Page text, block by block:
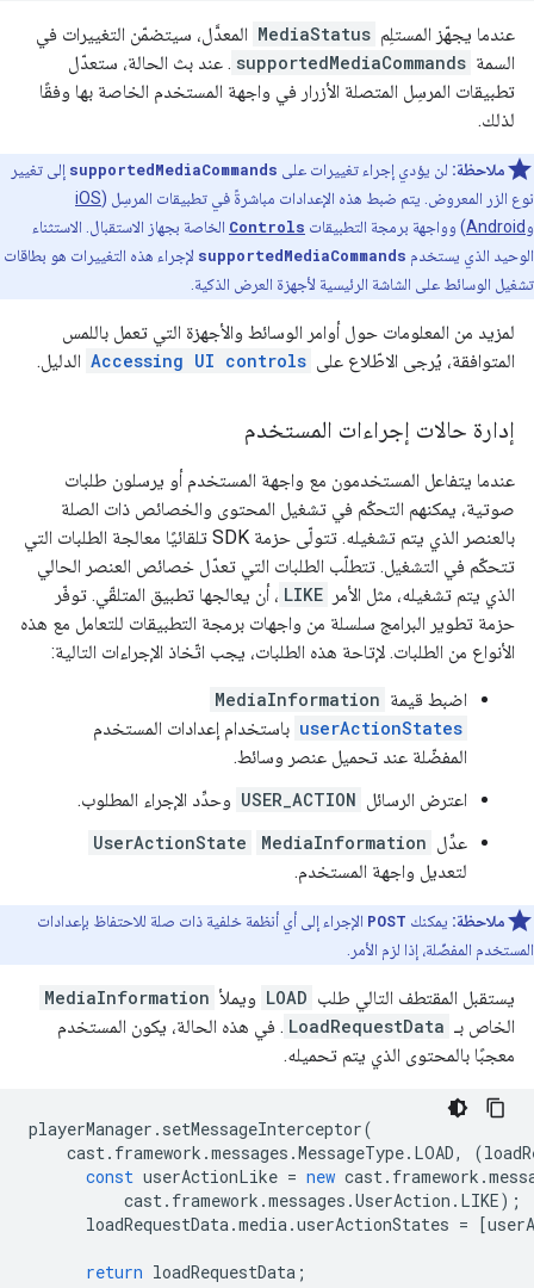
عندما يجهّز المستلِم MediaStatus المعدَّل، سيتضمّن التغييرات في
السمة supportedMediaCommands . عند بث الحالة، ستعدّل
تطبيقات المرسِل المتصلة الأزرار في واجهة المستخدم الخاصة بها وفقًا
لذلك.
ملاحظة: لن يؤدي إجراء تغييرات على supportedMediaCommands إلى تغيير
نوع الزر المعروض. يتم ضبط هذه الإعدادات مباشرةً في تطبيقات المرسِل (iOS
و Android) وواجهة برمجة التطبيقات Controls الخاصة بجهاز الاستقبال. الاستثناء
الوحيد الذي يستخدم supportedMediaCommands لإجراء هذه التغييرات هو بطاقات
تشغيل الوسائط على الشاشة الرئيسية لأجهزة العرض الذكية.
لمزيد من المعلومات حول أوامر الوسائط والأجهزة التي تعمل باللمس
المتوافقة، يُرجى الاطّلاع على Accessing UI controls الدليل.
إدارة حالات إجراءات المستخدم
عندما يتفاعل المستخدمون مع واجهة المستخدم أو يرسلون طلبات
صوتية، يمكنهم التحكّم في تشغيل المحتوى والخصائص ذات الصلة
بالعنصر الذي يتم تشغيله. تتولّى حزمة SDK تلقائيًا معالجة الطلبات التي
تتحكّم في التشغيل. تتطلّب الطلبات التي تعدّل خصائص العنصر الحالي
الذي يتم تشغيله، مثل الأمر LIKE ، أن يعالجها تطبيق المتلقّي. توفّر
حزمة تطوير البرامج سلسلة من واجهات برمجة التطبيقات للتعامل مع هذه
الأنواع من الطلبات. لإتاحة هذه الطلبات، يجب اتّخاذ الإجراءات التالية:
اضبط قيمة MediaInformation
userActionStates باستخدام إعدادات المستخدم
المفضّلة عند تحميل عنصر وسائط.
اعترض الرسائل USER_ACTION وحدِّد الإجراء المطلوب.
عدِّل MediaInformation
UserActionState
لتعديل واجهة المستخدم.
ملاحظة: يمكنك POST الإجراء إلى أي أنظمة خلفية ذات صلة للاحتفاظ بإعدادات
المستخدم المفضّلة، إذا لزم الأمر.
يستقبل المقتطف التالي طلب LOAD ويملأ MediaInformation
الخاص بـ LoadRequestData . في هذه الحالة، يكون المستخدم
معجبًا بالمحتوى الذي يتم تحميله.
playerManager . setMessageInterceptor(
cast. framework .messages .MessageType. LOAD, (
const userActionLike = new cast. framework .
cast. framework .messages .UserAction . LIKE);
loadRequestData.media.userActionStates = [
return loadRequestData ;